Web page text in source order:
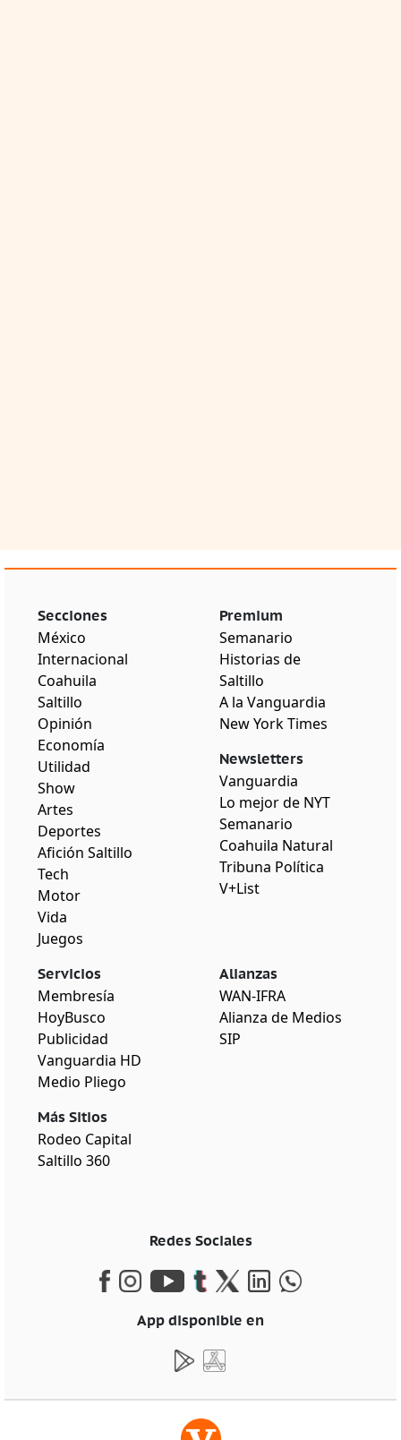
Secciones
México
Internacional
Coahuila
Saltillo
Opinión
Economía
Utilidad
Show
Artes
Deportes
Afición Saltillo
Tech
Motor
Vida
Juegos
Premium
Semanario
Historias de
Saltillo
A la Vanguardia
New York Times
Newsletters
Vanguardia
Lo mejor de NYT
Semanario
Coahuila Natural
Tribuna Política
V+List
Servicios
Membresía
HoyBusco
Publicidad
Vanguardia HD
Medio Pliego
Más Sitios
Rodeo Capital
Saltillo 360
Alianzas
WAN-IFRA
Alianza de Medios
SIP
Redes Sociales
App disponible en